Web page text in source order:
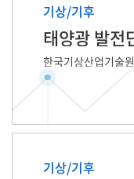
기상/기후
한국기상산업기술원
기상/기후